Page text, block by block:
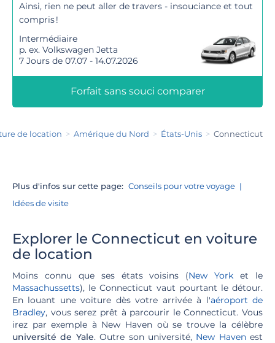
Ainsi, rien ne peut aller de travers - insouciance et tout
compris !
Intermédiaire
p. ex. Volkswagen Jetta
7 Jours de 07.07 - 14.07.2026
Forfait sans souci comparer
de location Amérique du Nord États-Unis Connecticut
Plus d'infos sur cette page: Conseils pour votre voyage
Idées de visite
Explorer le Connecticut en voiture
de location
Moins connu que ses états voisins (New York et le
Massachussetts), le Connecticut vaut pourtant le détour.
En louant une voiture dès votre arrivée à l'aéroport de
Bradley, vous serez prêt à parcourir le Connecticut. Vous
irez par exemple à New Haven où se trouve la célèbre
université de Yale. Outre son université, New Havenest